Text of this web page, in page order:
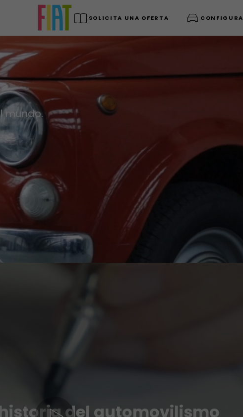
SOLICITA UNA OFERTA CONFIGURA
mundo.
del automovilismo